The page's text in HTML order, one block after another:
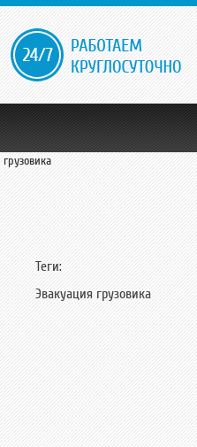
Теги:
Эвакуация грузовика